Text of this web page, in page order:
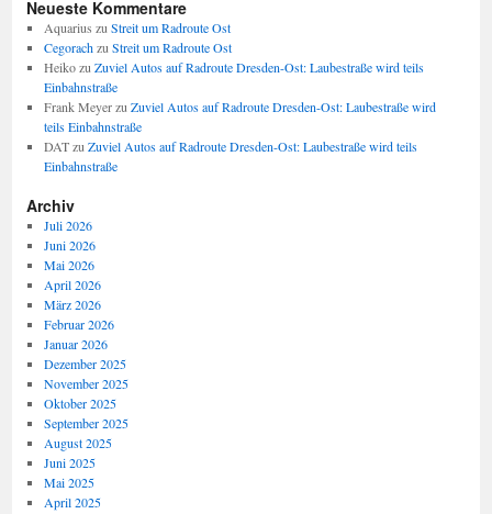
Neueste Kommentare
Aquarius zu Streit um Radroute Ost
Cegorachzu Streit um Radroute Ost
Heikozu Zuviel Autos auf Radroute Dresden-Ost: Laubestraße wird teils
Einbahnstraße
Frank Meyerzu Zuviel Autos auf Radroute Dresden-Ost: Laubestraße wird
teils Einbahnstraße
DATzu Zuviel Autos auf Radroute Dresden-Ost: Laubestraße wird teils
Einbahnstraße
Archiv
Juli 2026
Juni 2026
Mai 2026
April 2026
März 2026
Februar 2026
Januar 2026
Dezember 2025
November 2025
Oktober 2025
September 2025
August 2025
Juni 2025
Mai 2025
April 2025